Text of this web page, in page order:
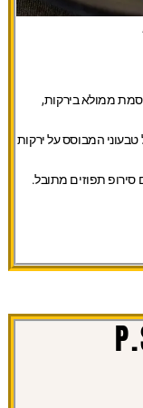
ממולא בירקות,
המבוסס על ירקות
סירופ תפוזים מתובל.